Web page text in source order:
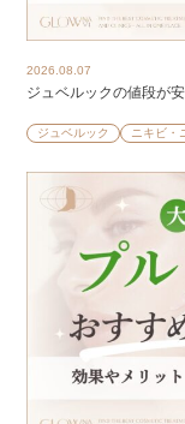
2026.08.07
ジュベルックの値段が
ジュベルック ニキビ・